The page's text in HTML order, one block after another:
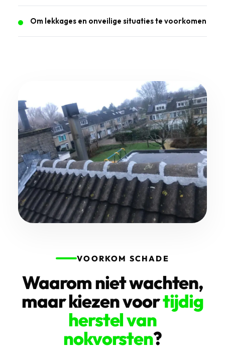
Om lekkages en onveilige situaties te voorkomen
VOORKOM SCHADE
Waarom niet wachten,
maar kiezen voortijdig
herstel van
nokvorsten?